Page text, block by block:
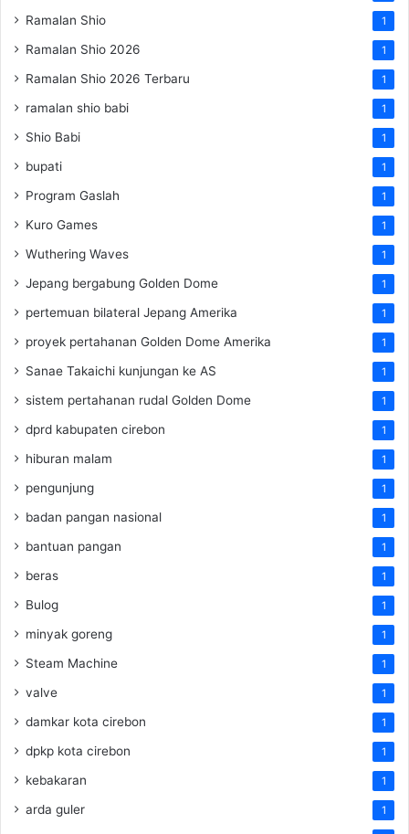
Ramalan Shio 1
Ramalan Shio 2026 1
Ramalan Shio 2026 Terbaru 1
ramalan shio babi 1
Shio Babi 1
bupati 1
Program Gaslah 1
Kuro Games 1
Wuthering Waves 1
Jepang bergabung Golden Dome 1
pertemuan bilateral Jepang Amerika 1
proyek pertahanan Golden Dome Amerika 1
Sanae Takaichi kunjungan ke AS 1
sistem pertahanan rudal Golden Dome 1
dprd kabupaten cirebon 1
hiburan malam 1
pengunjung 1
badan pangan nasional 1
bantuan pangan 1
beras 1
Bulog 1
minyak goreng 1
Steam Machine 1
valve 1
damkar kota cirebon 1
dpkp kota cirebon 1
kebakaran 1
arda guler 1